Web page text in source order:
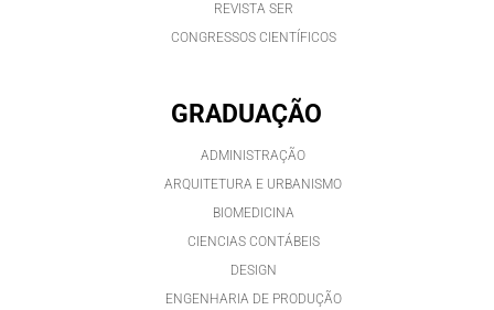
REVISTA SER
CONGRESSOS CIENTÍFICOS
GRADUAÇÃO
ADMINISTRAÇÃO
ARQUITETURA E URBANISMO
BIOMEDICINA
CIENCIAS CONTÁBEIS
DESIGN
ENGENHARIA DE PRODUÇÃO